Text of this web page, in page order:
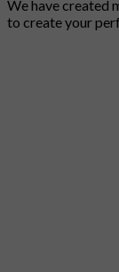
We have created
to create your